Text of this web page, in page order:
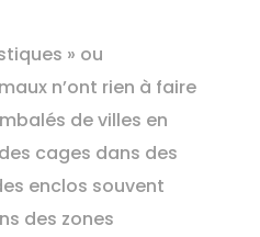
» ou
n’ont rien à faire
de villes en
cages dans des
enclos souvent
des zones